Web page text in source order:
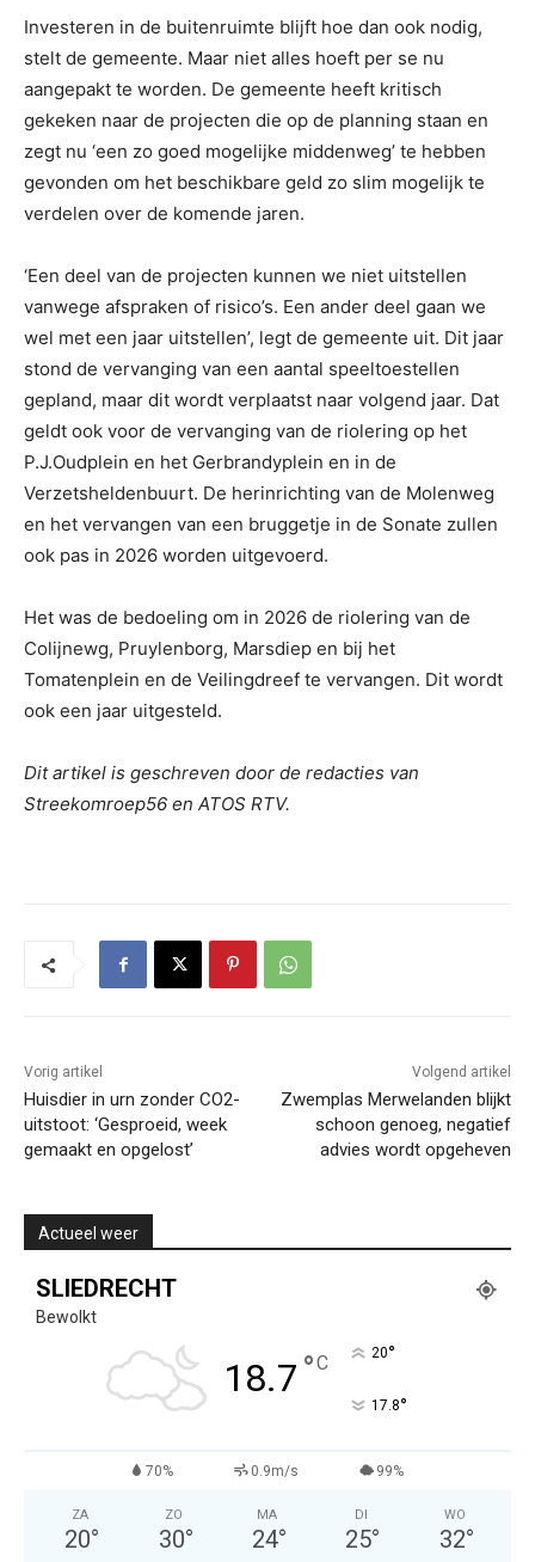
Investeren in de buitenruimte blijft hoe dan ook nodig,
stelt de gemeente. Maar niet alles hoeft per se nu
aangepakt te worden. De gemeente heeft kritisch
gekeken naar de projecten die op de planning staan en
zegt nu ‘een zo goed mogelijke middenweg’ te hebben
gevonden om het beschikbare geld zo slim mogelijk te
verdelen over de komende jaren.
‘Een deel van de projecten kunnen we niet uitstellen
vanwege afspraken of risico’s. Een ander deel gaan we
wel met een jaar uitstellen’, legt de gemeente uit. Dit jaar
stond de vervanging van een aantal speeltoestellen
gepland, maar dit wordt verplaatst naar volgend jaar. Dat
geldt ook voor de vervanging van de riolering op het
P.J.Oudplein en het Gerbrandyplein en in de
Verzetsheldenbuurt. De herinrichting van de Molenweg
en het vervangen van een bruggetje in de Sonate zullen
ook pas in 2026 worden uitgevoerd.
Het was de bedoeling om in 2026 de riolering van de
Colijnewg, Pruylenborg, Marsdiep en bij het
Tomatenplein en de Veilingdreef te vervangen. Dit wordt
ook een jaar uitgesteld.
Dit artikel is geschreven door de redacties van
Streekomroep56 en ATOS RTV.
Vorig artikel
Huisdier in urn zonder CO2-
uitstoot: ‘Gesproeid, week
gemaakt en opgelost’
Volgend artikel
Zwemplas Merwelanden blijkt
schoon genoeg, negatief
advies wordt opgeheven
Actueel weer
SLIEDRECHT
Bewolkt
18.7 °C 20°
17.8°
70% 0.9m/s 99%
ZA
20°
ZO
30°
MA
24°
DI
25°
WO
32°